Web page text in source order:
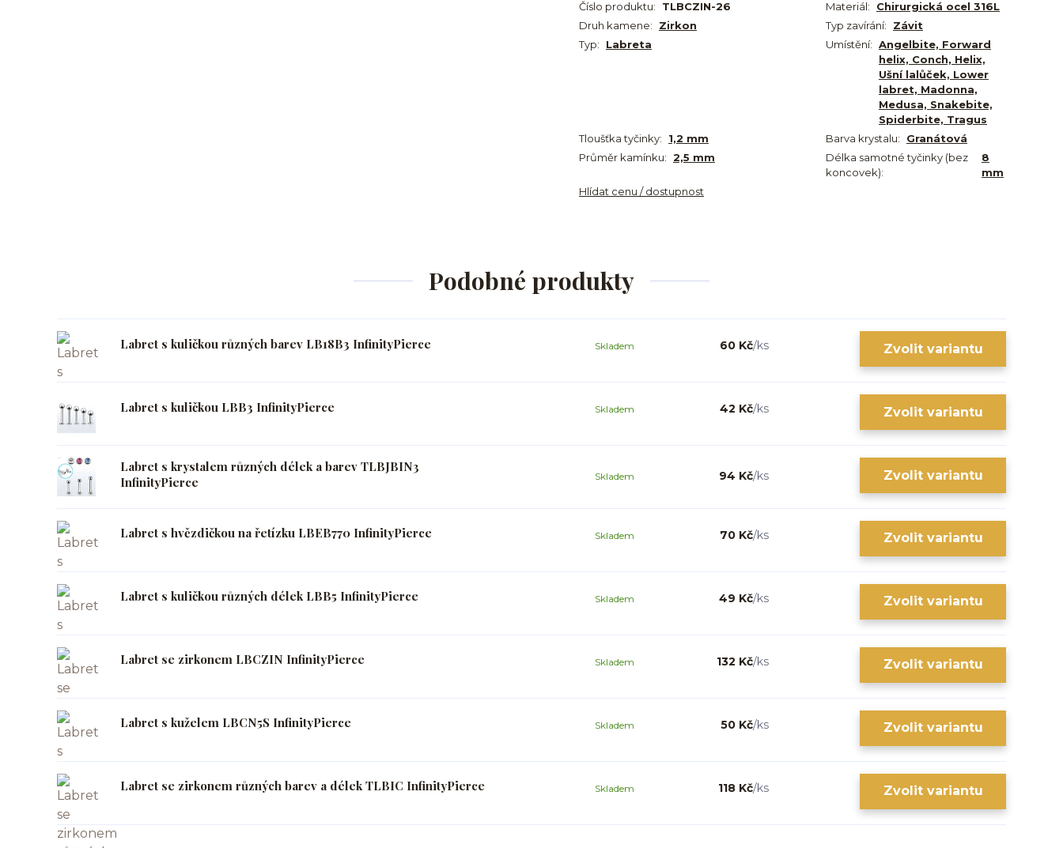
Číslo produktu: TLBCZIN-26 Materiál:
Chirurgická ocel 316L
Druh kamene:
Zirkon Typ zavírání:
Závit
Typ:
Labreta Umístění: Angelbite, Forward
helix, Conch, Helix,
Ušní lalůček, Lower
labret, Madonna,
Medusa, Snakebite,
Spiderbite, Tragus
Tloušťka tyčinky:
1,2 mm Barva krystalu:
Granátová
Průměr kamínku: 2,5 mm
Délka samotné tyčinky (bez
koncovek):
8
mm
Hlídat cenu / dostupnost
Podobné produkty
Labret s kuličkou různých barev LB18B3 InfinityPierce 60 Kč/ks
Skladem Zvolit variantu
Labret s kuličkou LBB3 InfinityPierce 42 Kč/ks
Skladem Zvolit variantu
Labret s krystalem různých délek a barev TLBJBIN3
InfinityPierce
94 Kč/ks
Skladem Zvolit variantu
Labret s hvězdičkou na řetízku LBEB770 InfinityPierce 70 Kč/ks
Skladem Zvolit variantu
Labret s kuličkou různých délek LBB5 InfinityPierce 49 Kč/ks
Skladem Zvolit variantu
Labret se zirkonem LBCZIN InfinityPierce 132 Kč/ks
Skladem Zvolit variantu
Labret s kuželem LBCN5S InfinityPierce 50 Kč/ks
Skladem Zvolit variantu
Labret se zirkonem různých barev a délek TLBIC InfinityPierce 118 Kč/ks
Skladem Zvolit variantu